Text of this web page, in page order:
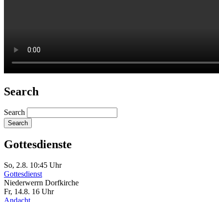
Search
Search
Gottesdienste
So, 2.8. 10:45 Uhr
Gottesdienst
Niederwerrn Dorfkirche
Fr, 14.8. 16 Uhr